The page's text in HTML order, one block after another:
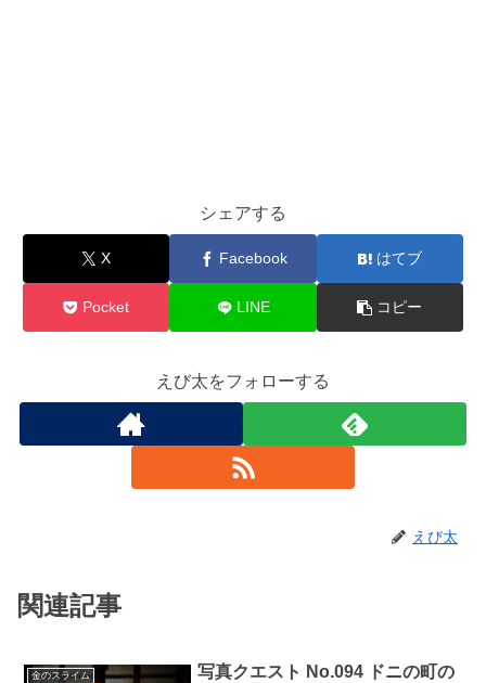
シェアする
X Facebook はてブ
Pocket LINE コピー
えび太をフォローする
えび太
関連記事
金のスライム
写真クエスト No.094 ドニの町の